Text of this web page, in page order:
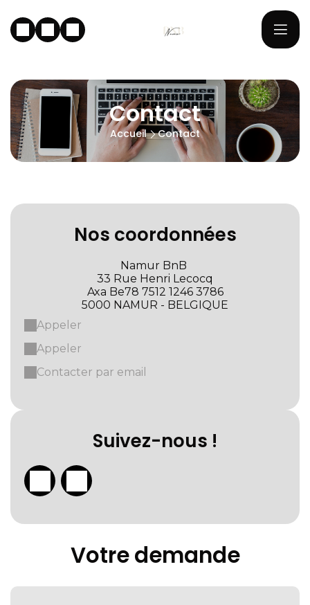
Contact
Accueil Contact
Votre demande
Nos coordonnées
Namur BnB
33 Rue Henri Lecocq
Axa Be78 7512 1246 3786
5000 NAMUR - BELGIQUE
Appeler
Appeler
Contacter par email
Suivez-nous !